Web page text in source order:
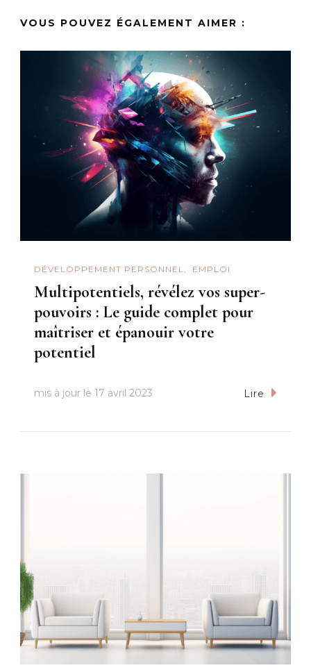
VOUS POUVEZ ÉGALEMENT AIMER :
DÉVELOPPEMENT PERSONNEL EMPLOI
Multipotentiels, révélez vos super-
pouvoirs : Le guide complet pour
maîtriser et épanouir votre
potentiel
mis à jour le 17 avril 2023 Lire